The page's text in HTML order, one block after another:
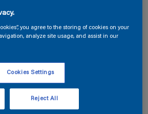
2,5 L
you agree to the storing of cookies on your
analyze site usage, and assist in our
Cookies Settings
Reject All